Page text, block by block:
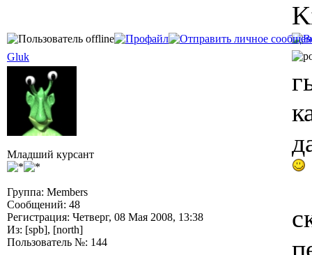
Gluk
Младший курсант
Группа: Members
Сообщений: 48
Регистрация: Четверг, 08 Мая 2008, 13:38
Из: [spb], [north]
Пользователь №: 144